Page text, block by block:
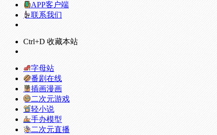
APP客户端
联系我们
Ctrl+D 收藏本站
字母站
番剧在线
插画漫画
二次元游戏
轻小说
手办模型
二次元直播